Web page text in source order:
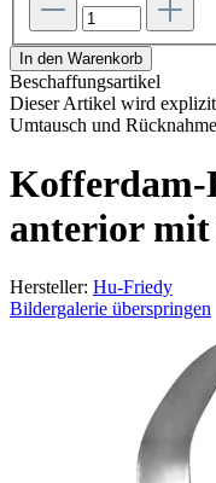
In den Warenkorb
Beschaffungsartikel
Dieser Artikel wird
Umtausch und
Kofferdam-
anterior
Hersteller: Hu-Friedy
Bildergalerie überspringen